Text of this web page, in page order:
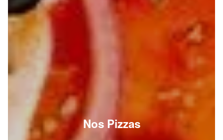
Nos Pizzas